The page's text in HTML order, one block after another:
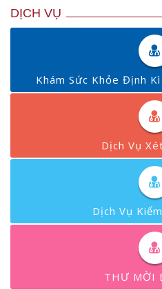
DỊCH VỤ
Khám Sức Khỏe Định
Dịch Vụ
Dịch Vụ
THƯ MỜI